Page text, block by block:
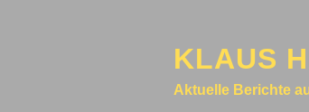
KLAUS
Aktuelle Berichte